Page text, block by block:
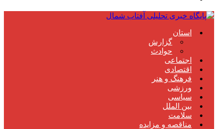
استان
گزارش
حوادث
اجتماعی
اقتصادی
فرهنگ و هنر
ورزشی
سیاسی
بین الملل
سلامت
مناقصه و مزایده